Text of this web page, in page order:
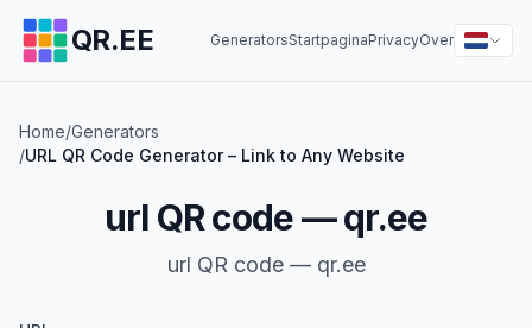
QR.EE GeneratorsStartpaginaPrivacyOver
Home/Generators
/URL QR Code Generator – Link to Any Website
url QR code — qr.ee
url QR code — qr.ee